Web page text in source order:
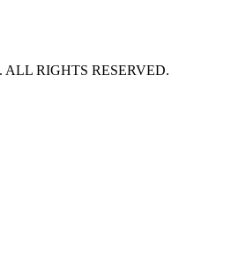
RIGHTS RESERVED.